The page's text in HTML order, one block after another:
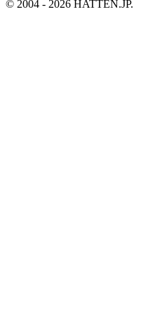
© 2004 - 2026 HATTEN.JP.